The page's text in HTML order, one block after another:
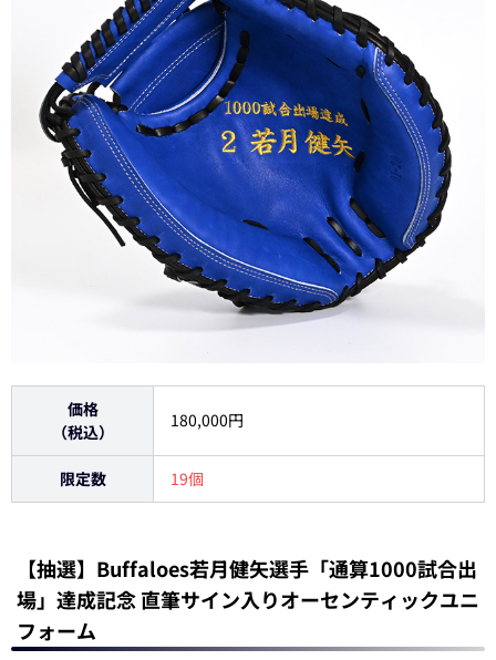
価格
（税込）
180,000円
限定数 19個
【抽選】Buffaloes若月健矢選手「通算1000試合出
場」達成記念 直筆サイン入りオーセンティックユニ
フォーム